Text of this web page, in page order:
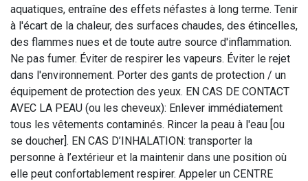
aquatiques, entraîne des effets néfastes à long terme. Tenir
à l'écart de la chaleur, des surfaces chaudes, des étincelles,
des flammes nues et de toute autre source d'inflammation.
Ne pas fumer. Éviter de respirer les vapeurs. Éviter le rejet
dans l'environnement. Porter des gants de protection / un
équipement de protection des yeux. EN CAS DE CONTACT
AVEC LA PEAU (ou les cheveux): Enlever immédiatement
tous les vêtements contaminés. Rincer la peau à l'eau [ou
se doucher]. EN CAS D’INHALATION: transporter la
personne à l’extérieur et la maintenir dans une position où
elle peut confortablement respirer. Appeler un CENTRE